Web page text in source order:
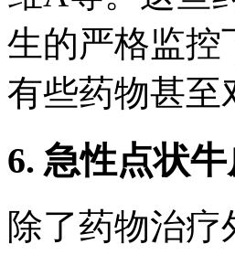
生的严格监控
有些药物甚至
6. 急性点状
除了药物治